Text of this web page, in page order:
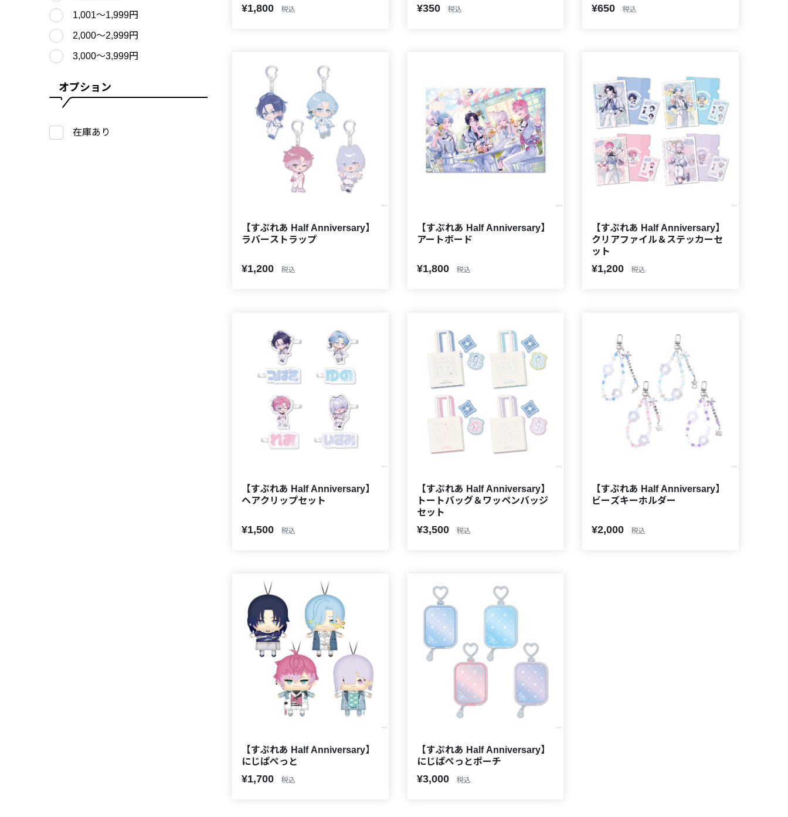
1,001〜1,999円
2,000〜2,999円
3,000〜3,999円
オプション
在庫あり
¥1,800 税込 ¥350 税込 ¥650 税込
【すぷれあ Half Anniversary】
ラバーストラップ
¥1,200 税込
【すぷれあ Half Anniversary】
アートボード
¥1,800 税込
【すぷれあ Half Anniversary】
クリアファイル＆ステッカーセ
ット
¥1,200 税込
【すぷれあ Half Anniversary】
ヘアクリップセット
¥1,500 税込
【すぷれあ Half Anniversary】
トートバッグ＆ワッペンバッジ
セット
¥3,500 税込
【すぷれあ Half Anniversary】
ビーズキーホルダー
¥2,000 税込
【すぷれあ Half Anniversary】
にじぱぺっと
¥1,700 税込
【すぷれあ Half Anniversary】
にじぱぺっとポーチ
¥3,000 税込